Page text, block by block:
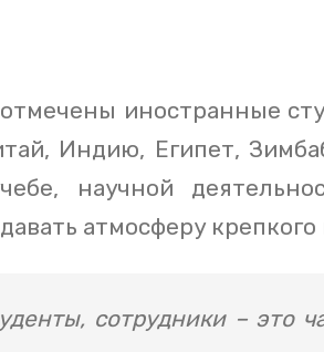
иностранные
Индию, Египет,
научной
атмосферу
сотрудники –